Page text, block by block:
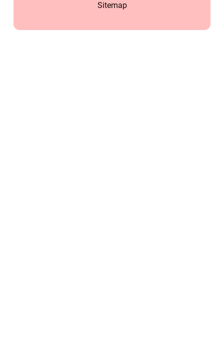
Sitemap